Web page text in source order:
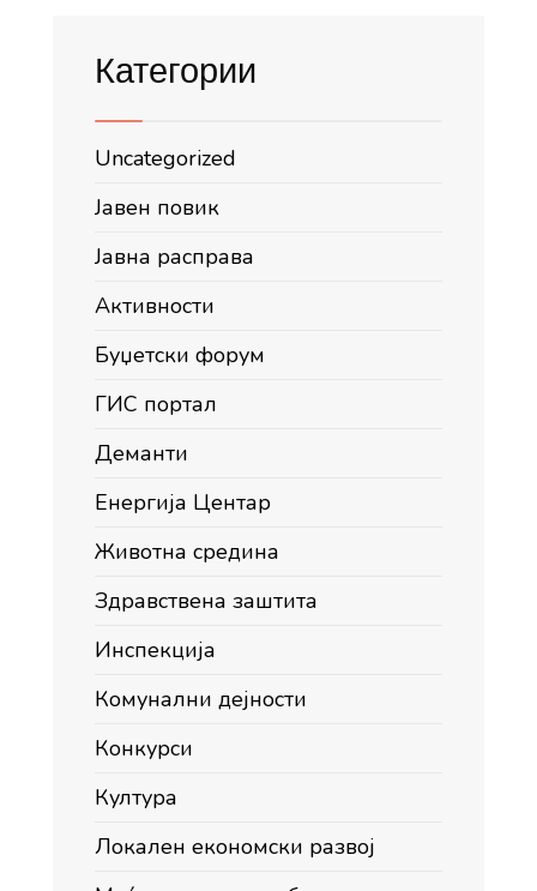
Категории
Uncategorized
Јавен повик
Јавна расправа
Активности
Буџетски форум
ГИС портал
Деманти
Енергија Центар
Животна средина
Здравствена заштита
Инспекција
Комунални дејности
Конкурси
Култура
Локален економски развој